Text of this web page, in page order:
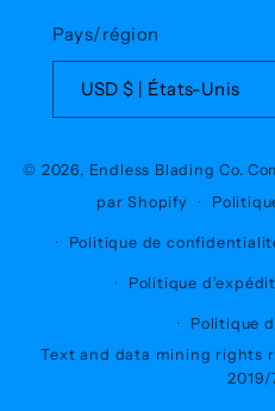
Pays/région
USD $ | États-Unis
© 2026, Endless Blading Co.
par Shopify
Politique de
Politique
Politique
Text and data mining rights
2019/